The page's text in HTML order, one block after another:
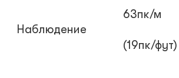
Наблюдение
63пк/м
(19пк/фут)